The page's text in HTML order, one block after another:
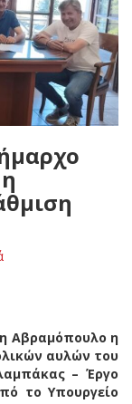
Αβραμόπουλο η
αυλών του
– Έργο
το Υπουργείο